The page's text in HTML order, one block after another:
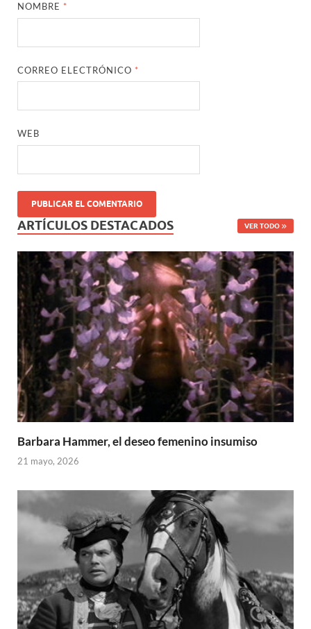
NOMBRE *
CORREO ELECTRÓNICO *
WEB
ARTÍCULOS DESTACADOS VER TODO
Barbara Hammer, el deseo femenino insumiso
21 mayo, 2026